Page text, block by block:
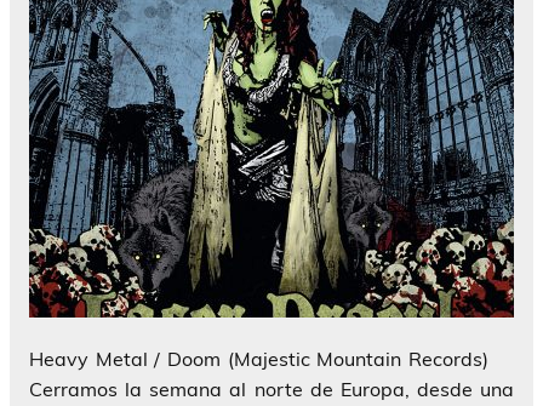
Heavy Metal / Doom (Majestic Mountain Records)
Cerramos la semana al norte de Europa, desde una